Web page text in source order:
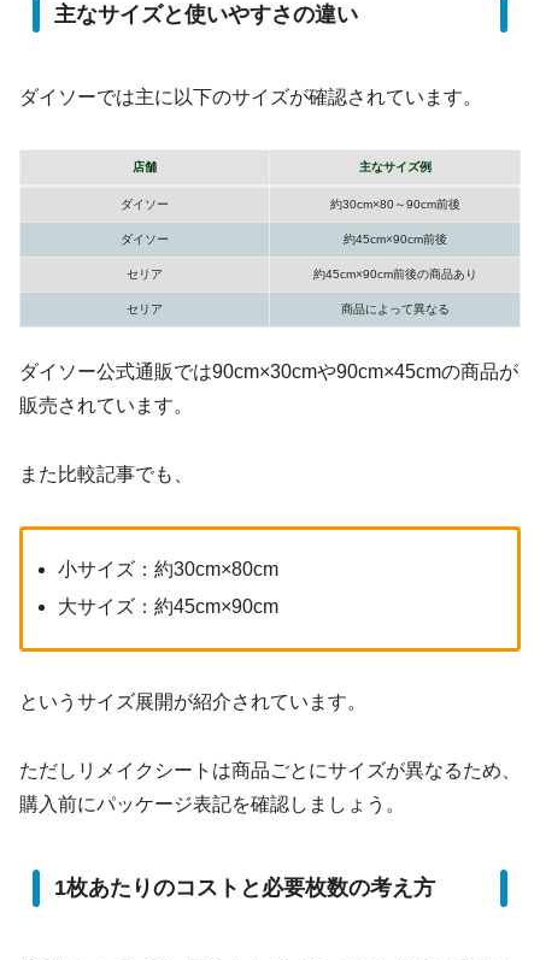
主なサイズと使いやすさの違い
ダイソーでは主に以下のサイズが確認されています。
店舗 主なサイズ例
ダイソー 約30cm×80～90cm前後
ダイソー 約45cm×90cm前後
セリア 約45cm×90cm前後の商品あり
セリア 商品によって異なる
ダイソー公式通販では90cm×30cmや90cm×45cmの商品が
販売されています。
また比較記事でも、
小サイズ：約30cm×80cm
大サイズ：約45cm×90cm
というサイズ展開が紹介されています。
ただしリメイクシートは商品ごとにサイズが異なるため、
購入前にパッケージ表記を確認しましょう。
1枚あたりのコストと必要枚数の考え方